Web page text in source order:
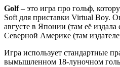
Golf– это игра про гольф,
Soft для приставки Virtual Boy.
августе в Японии (там её
Северной Америке (там
Игра использует стандартные
вымышленном 18-луночном